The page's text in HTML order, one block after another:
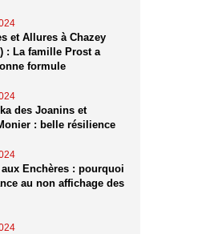
et Allures à Chazey
: La famille Prost a
formule
des Joanins et
: belle résilience
aux Enchères : pourquoi
au non affichage des